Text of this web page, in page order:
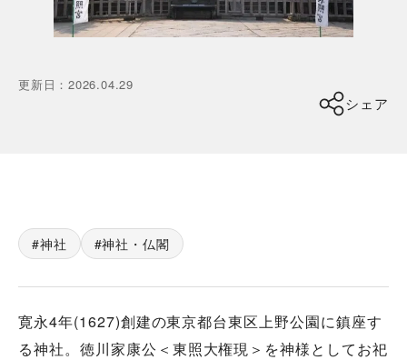
更新日 ：2026.04.29
シェア
神社 神社・仏閣
寛永4年(1627)創建の東京都台東区上野公園に鎮座す
る神社。徳川家康公＜東照大権現＞を神様としてお祀